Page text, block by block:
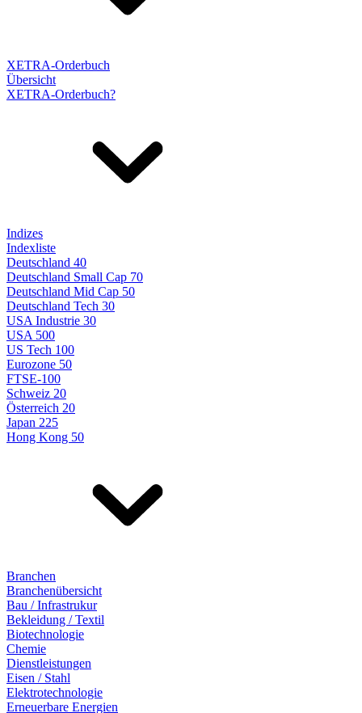
XETRA-Orderbuch
Übersicht
XETRA-Orderbuch?
Indizes
Indexliste
Deutschland 40
Deutschland Small Cap 70
Deutschland Mid Cap 50
Deutschland Tech 30
USA Industrie 30
USA 500
US Tech 100
Eurozone 50
FTSE-100
Schweiz 20
Österreich 20
Japan 225
Hong Kong 50
Branchen
Branchenübersicht
Bau / Infrastrukur
Bekleidung / Textil
Biotechnologie
Chemie
Dienstleistungen
Eisen / Stahl
Elektrotechnologie
Erneuerbare Energien